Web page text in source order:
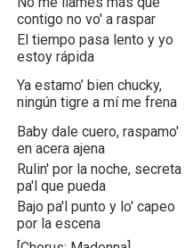
contigo no vo' a raspar
El tiempo pasa lento y yo
estoy rápida
Ya estamo’ bien chucky,
ningún tigre a mí me frena
Baby dale cuero, raspamo'
en acera ajena
Rulin' por la noche, secreta
pa'l que pueda
Bajo pa'l punto y lo' capeo
por la escena